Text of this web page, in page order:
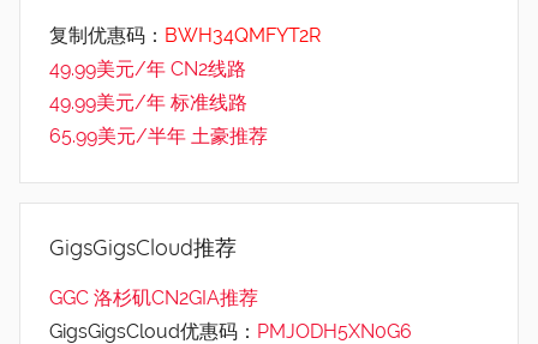
复制优惠码： BWH34QMFYT2R
49.99美元/年 CN2线路
49.99美元/年 标准线路
65.99美元/半年 土豪推荐
GigsGigsCloud推荐
GGC 洛杉矶CN2GIA推荐
GigsGigsCloud优惠码： PMJODH5XN0G6